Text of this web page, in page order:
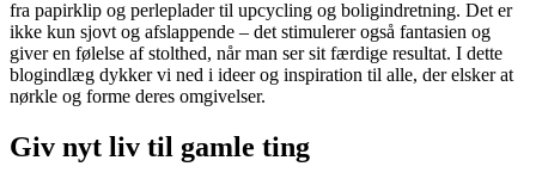
fra papirklip og perleplader til upcycling og boligindretning. Det er
ikke kun sjovt og afslappende – det stimulerer også fantasien og
giver en følelse af stolthed, når man ser sit færdige resultat. I dette
blogindlæg dykker vi ned i ideer og inspiration til alle, der elsker at
nørkle og forme deres omgivelser.
Giv nyt liv til gamle ting